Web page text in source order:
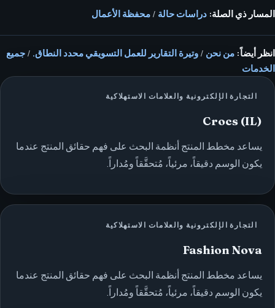
المسار ذي الصلة: دراسات حالة / محفظة الأعمال
انظر أيضاً: من نحن / وتيرة التقارير للعمل التسويقي محدد النطاق. / جميع
الخدمات
التجارة الإلكترونية والعلامات الاستهلاكية
Crocs (IL)
يساعد مخطط المنتج أنظمة البحث على فهم حقائق المنتج عندما
يكون الوسم دقيقاً، مرئياً، مُتحقَّقاً ومُداراً.
التجارة الإلكترونية والعلامات الاستهلاكية
Fashion Nova
يساعد مخطط المنتج أنظمة البحث على فهم حقائق المنتج عندما
يكون الوسم دقيقاً، مرئياً، مُتحقَّقاً ومُداراً.